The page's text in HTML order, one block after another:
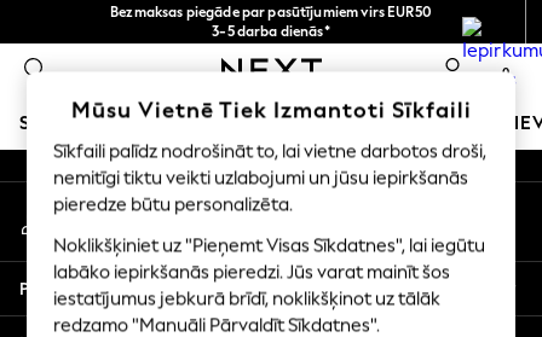
Bezmaksas piegāde par pasūtījumiem virs EUR50
3-5 darba dienās*
Tagad jūs varat
iepirkties latviešu valodā!
0
SKOLAS APĢĒRBS MEITENES ZĒNI MAZULIS
SCHOOLWEAR
All Boys Schoolwear
Shoes
Trousers
Shorts
Shirts
An error occurred on client
Mūsu sociālie tīkli
Mans konts
Pierakstieties savā kontā
Palīdzība
Mūsu Vietnē Tiek Izmantoti Sīkfaili
Sīkfaili palīdz nodrošināt to, lai vietne darbotos droši,
nemitīgi tiktu veikti uzlabojumi un jūsu iepirkšanās
pieredze būtu personalizēta.
Noklikšķiniet uz "Pieņemt Visas Sīkdatnes", lai iegūtu
labāko iepirkšanās pieredzi. Jūs varat mainīt šos
iestatījumus jebkurā brīdī, noklikšķinot uz tālāk
redzamo "Manuāli Pārvaldīt Sīkdatnes".